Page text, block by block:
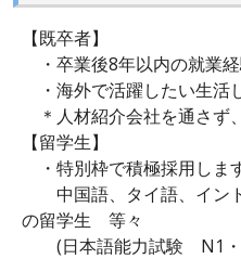
【既卒者】
・卒業後8年以内の就業
・海外で活躍したい生
＊人材紹介会社を通さず
【留学生】
・特別枠で積極採用します
中国語、タイ語、イン
の留学生 等々
(日本語能力試験 N1・